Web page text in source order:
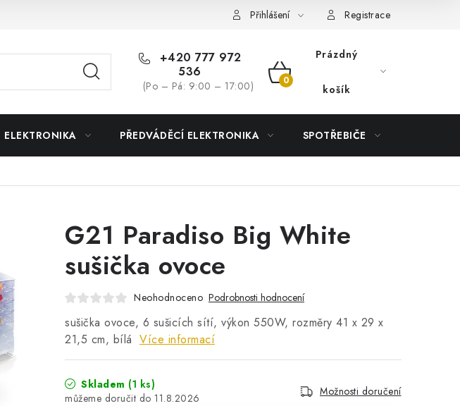
Přihlášení Registrace
+420 777 972
536
(Po – Pá: 9:00 – 17:00)
NÁKUPNÍ
Prázdný
košík
ELEKTRONIKA PŘEDVÁDĚCÍ ELEKTRONIKA SPOTŘEBIČE
G21 Paradiso Big White
sušička ovoce
Neohodnoceno Podrobnosti hodnocení
sušička ovoce, 6 sušicích sítí, výkon 550W, rozměry 41 x 29 x
21,5 cm, bílá Více informací
Skladem (1 ks)
11.8.2026
Možnosti doručení